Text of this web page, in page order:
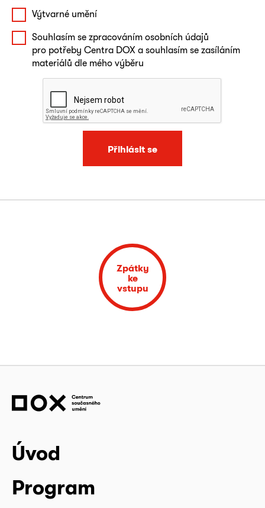
Výtvarné umění
Souhlasím se zpracováním osobních údajů
pro potřeby Centra DOX a souhlasím se zasíláním
materiálů dle mého výběru
Přihlásit se
Zpátky
ke
vstupu
Úvod
Program